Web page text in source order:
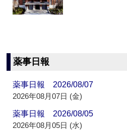
薬事日報
薬事日報 2026/08/07
2026年08月07日 (金)
薬事日報 2026/08/05
2026年08月05日 (水)